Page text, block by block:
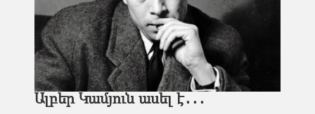
Ալբեր Կամյուն ասել է․․․